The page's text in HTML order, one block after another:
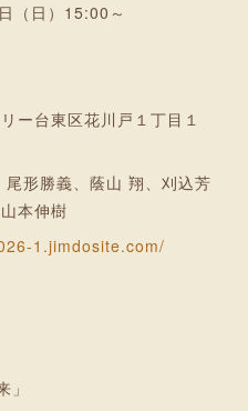
（日）15:00～
ー台東区花川戸１丁目１
形勝義、蔭山 翔、刈込芳
本伸樹
1.jimdosite.com/